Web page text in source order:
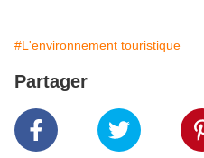
#L'environnement touristique
Partager